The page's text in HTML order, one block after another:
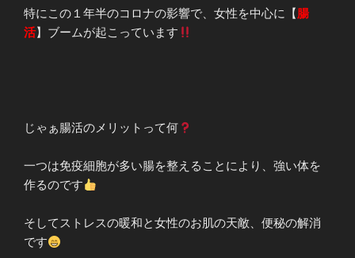
特にこの１年半のコロナの影響で、女性を中心に【 腸
活】ブームが起こっています
じゃぁ腸活のメリットって何
一つは免疫細胞が多い腸を整えることにより、強い体を
作るのです
そしてストレスの暖和と女性のお肌の天敵、便秘の解消
です